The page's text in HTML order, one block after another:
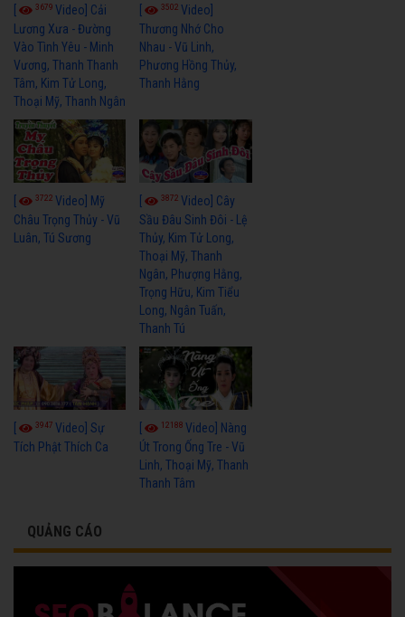
3679 Video] Cải
Lương Xưa - Đường
Vào Tình Yêu - Minh
Vương, Thanh Thanh
Tâm, Kim Tử Long,
Thoại Mỹ, Thanh Ngân
3502Video]
Thương Nhớ Cho
Nhau - Vũ Linh,
Phương Hồng Thủy,
Thanh Hằng
3722 Video] Mỹ
Châu Trọng Thủy - Vũ
Luân, Tú Sương
3872Video] Cây
Sầu Đâu Sinh Đôi - Lệ
Thủy, Kim Tử Long,
Thoại Mỹ, Thanh
Ngân, Phượng Hằng,
Trọng Hữu, Kim Tiểu
Long, Ngân Tuấn,
Thanh Tú
[ 3947 Video] Sự
Tích Phật Thích Ca
[ 12188Video] Nàng
Út Trong Ống Tre - Vũ
Linh, Thoại Mỹ, Thanh
Thanh Tâm
QUẢNG CÁO